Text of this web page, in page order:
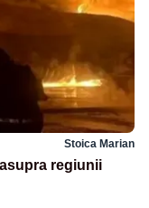
Stoica Marian
regiunii